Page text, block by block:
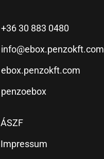
+36 30 883 0480
info@ebox.penzokft.com
ebox.penzokft.com
penzoebox
ÁSZF
Impressum